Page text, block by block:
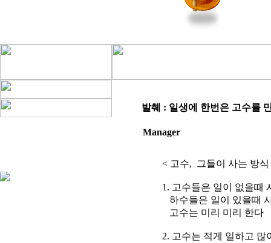
발췌 : 일생에 한번은 고수를
Manager
< 고수, 그들이 사는 방식
1. 고수들은 일이 없을때
하수들은 일이 있을때 사
고수는 미리 미리 한다
2. 고수는 적게 일하고 많